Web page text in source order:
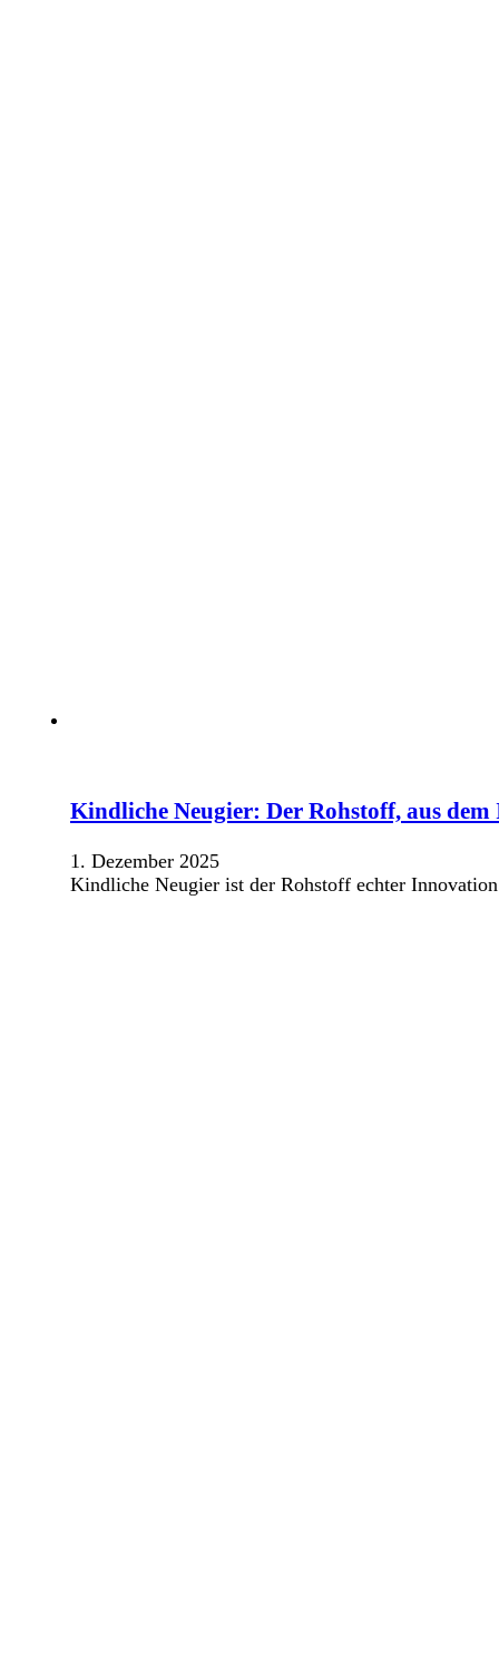
Kindliche Neugier: Der Rohstoff, aus
1. Dezember 2025
Kindliche Neugier ist der Rohstoff echter